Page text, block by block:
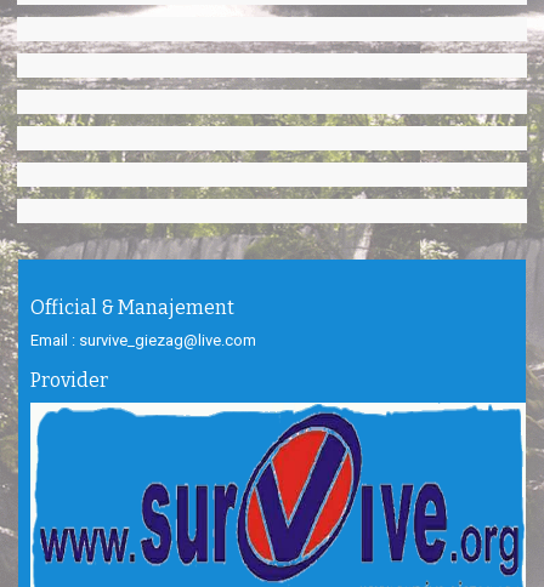
Official & Manajement
Email : survive_giezag@live.com
Provider